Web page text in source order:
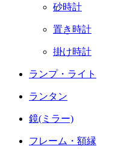
砂時計
置き時計
掛け時計
ランプ・ライト
ランタン
鏡(ミラー)
フレーム・額縁